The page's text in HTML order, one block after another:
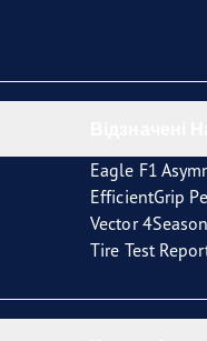
Eagle F1
EfficientGrip
Vector
Tire Test